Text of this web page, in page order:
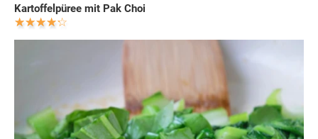
Kartoffelpüree mit Pak Choi